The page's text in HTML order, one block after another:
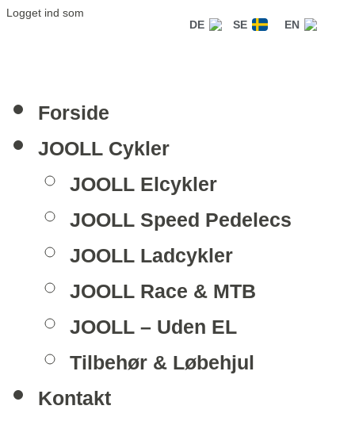
Logget ind som
Forside
JOOLL Cykler
JOOLL Elcykler
JOOLL Speed Pedelecs
JOOLL Ladcykler
JOOLL Race & MTB
JOOLL – Uden EL
Tilbehør & Løbehjul
Kontakt
DE SE EN